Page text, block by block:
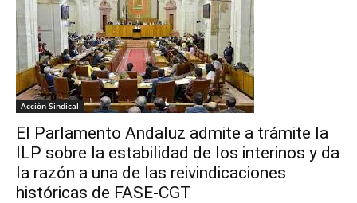
Acción Sindical
El Parlamento Andaluz admite a trámite la
ILP sobre la estabilidad de los interinos y da
la razón a una de las reivindicaciones
históricas de FASE-CGT